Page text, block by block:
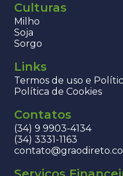
Culturas
Milho
Soja
Sorgo
Links
Termos de uso e
Política de Cookies
Contatos
(34) 9 9903-4134
(34) 3331-1163